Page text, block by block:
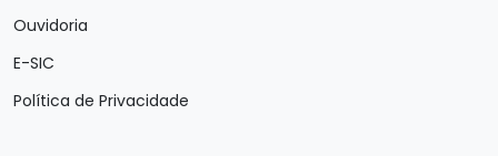
Ouvidoria
E-SIC
Política de Privacidade